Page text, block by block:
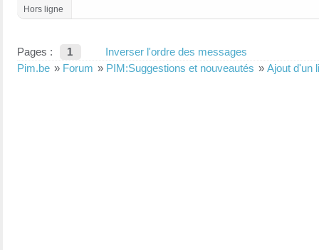
Hors ligne
Pages : 1
Inverser l'ordre des messages
Pim.be » Forum » PIM:Suggestions et nouveautés » Ajout d'un